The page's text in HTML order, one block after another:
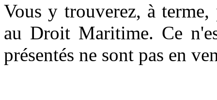
Vous y trouverez, à terme,
au Droit Maritime. Ce
présentés ne sont pas en